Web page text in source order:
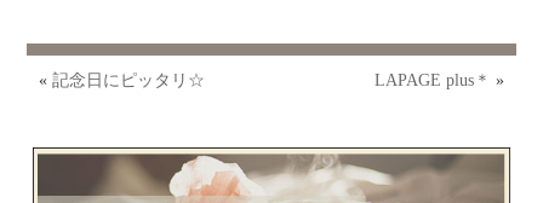
«記念日にピッタリ☆ LAPAGE plus＊ »